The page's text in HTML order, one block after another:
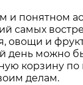
и понятном
самых
овощи и
день можно
корзину
делам.